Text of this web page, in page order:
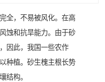
全，不易被风化。在高
蚀和抗旱能力。由于砂
因此，我国一些农作
种植。砂生槐主根长势
结构。